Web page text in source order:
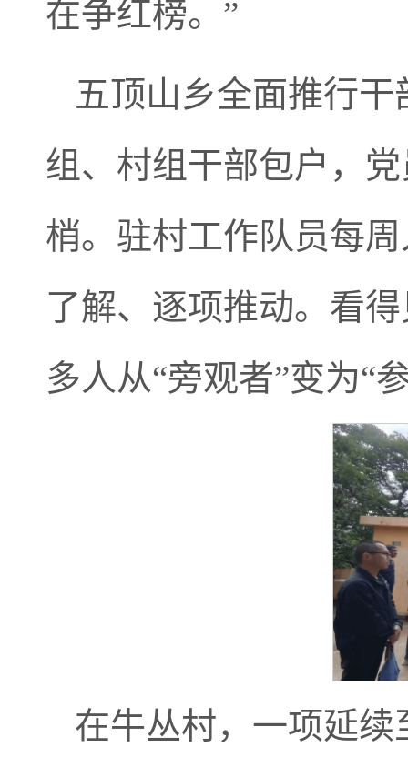
在争红榜。”
五顶山乡全面推行
组、村组干部包户，
梢。驻村工作队员每
了解、逐项推动。看
多人从“旁观者”变为“
在牛丛村，一项延续